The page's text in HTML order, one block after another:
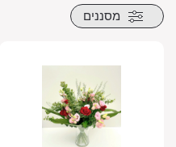
מסננים